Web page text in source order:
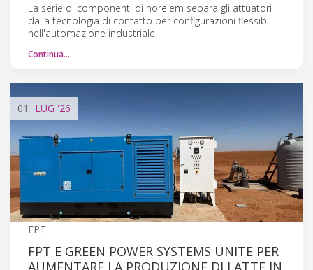
La serie di componenti di norelem separa gli attuatori
dalla tecnologia di contatto per configurazioni flessibili
nell'automazione industriale.
Continua…
01 LUG '26
FPT
FPT E GREEN POWER SYSTEMS UNITE PER
AUMENTARE LA PRODUZIONE DI LATTE IN